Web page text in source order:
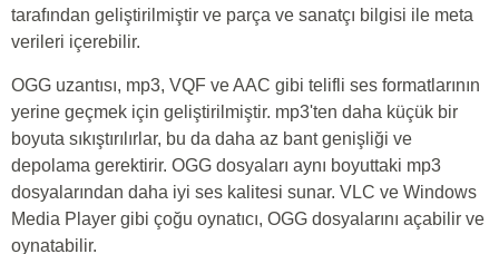
tarafından geliştirilmiştir ve parça ve sanatçı bilgisi ile meta
verileri içerebilir.
OGG uzantısı, mp3, VQF ve AAC gibi telifli ses formatlarının
yerine geçmek için geliştirilmiştir. mp3'ten daha küçük bir
boyuta sıkıştırılırlar, bu da daha az bant genişliği ve
depolama gerektirir. OGG dosyaları aynı boyuttaki mp3
dosyalarından daha iyi ses kalitesi sunar. VLC ve Windows
Media Player gibi çoğu oynatıcı, OGG dosyalarını açabilir ve
oynatabilir.